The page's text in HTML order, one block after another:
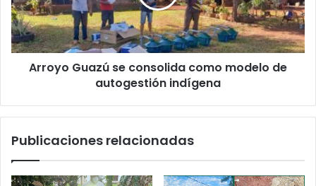
c
o
Arroyo Guazú se consolida como modelo de
autogestión indígena
Publicaciones relacionadas